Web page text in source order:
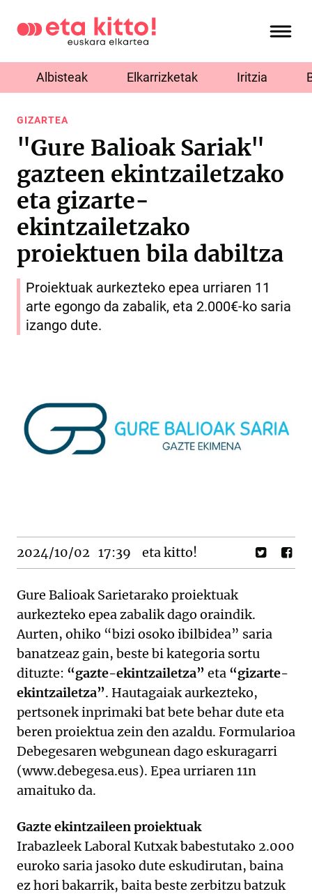
Albisteak Elkarrizketak Iritzia
GIZARTEA
"Gure Balioak Sariak"
gazteen ekintzailetzako
eta gizarte-
ekintzailetzako
proiektuen bila dabiltza
Proiektuak aurkezteko epea urriaren 11
arte egongo da zabalik, eta 2.000€-ko saria
izango dute.
2024/10/02 17:39 eta kitto!
Gure Balioak Sarietarako proiektuak
aurkezteko epea zabalik dago oraindik.
Aurten, ohiko “bizi osoko ibilbidea” saria
banatzeaz gain, beste bi kategoria sortu
dituzte: “gazte-ekintzailetza” eta “gizarte-
ekintzailetza”. Hautagaiak aurkezteko,
pertsonek inprimaki bat bete behar dute eta
beren proiektua zein den azaldu. Formularioa
Debegesaren webgunean dago eskuragarri
(www.debegesa.eus). Epea urriaren 11n
amaituko da.
Gazte ekintzaileen proiektuak
Irabazleek Laboral Kutxak babestutako 2.000
euroko saria jasoko dute eskudirutan, baina
ez hori bakarrik, baita beste zerbitzu batzuk